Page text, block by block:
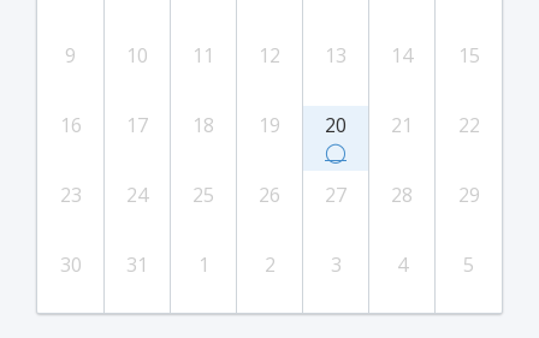
9 10 11 12 13 14 15
16 17 18 19
20
◯
21 22
23 24 25 26 27 28 29
30 31 1 2 3 4 5